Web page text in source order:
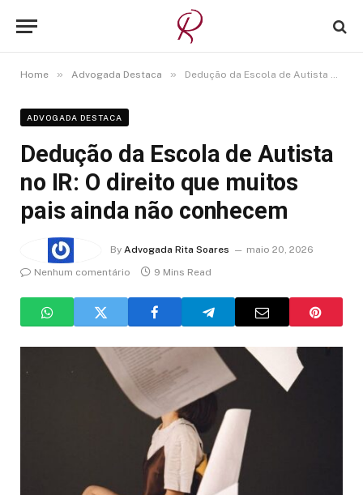
Home » Advogada Destaca » Dedução da Escola de Autista no IR: O direito que muitos pais ainda não conhecem
ADVOGADA DESTACA
Dedução da Escola de Autista
no IR: O direito que muitos
pais ainda não conhecem
By Advogada Rita Soares
maio 20, 2026
Nenhum comentário
9 Mins Read